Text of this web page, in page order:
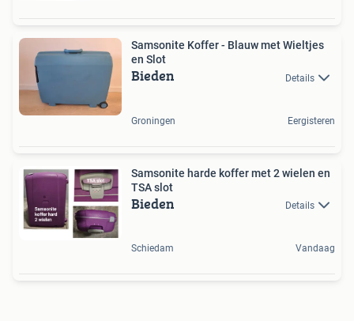
Samsonite Koffer - Blauw met Wieltjes
en Slot
Bieden Details
Groningen Eergisteren
Samsonite harde koffer met 2 wielen en
TSA slot
Bieden Details
Schiedam Vandaag